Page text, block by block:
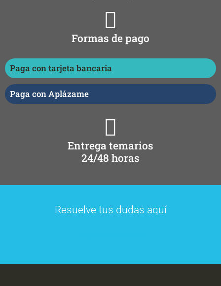
Formas de pago
Paga con tarjeta bancaria
Paga con Aplázame
Entrega temarios
24/48 horas
Resuelve tus dudas aquí